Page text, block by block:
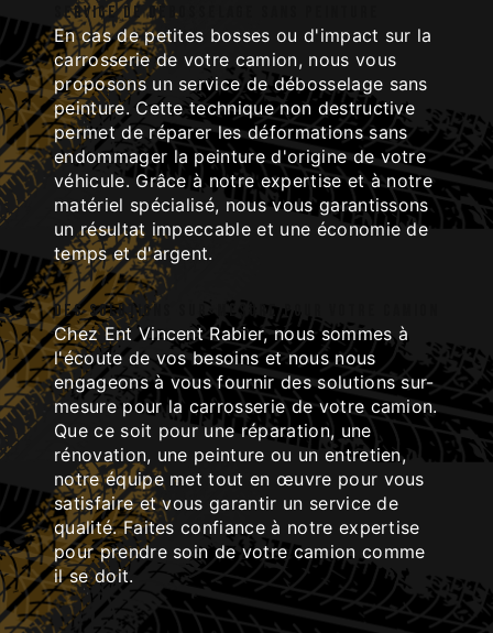
Service de débosselage sans peinture
En cas de petites bosses ou d'impact sur la
carrosserie de votre camion, nous vous
proposons un service de débosselage sans
peinture. Cette technique non destructive
permet de réparer les déformations sans
endommager la peinture d'origine de votre
véhicule. Grâce à notre expertise et à notre
matériel spécialisé, nous vous garantissons
un résultat impeccable et une économie de
temps et d'argent.
Des solutions sur-mesure pour votre camion
Chez Ent Vincent Rabier, nous sommes à
l'écoute de vos besoins et nous nous
engageons à vous fournir des solutions sur-
mesure pour la carrosserie de votre camion.
Que ce soit pour une réparation, une
rénovation, une peinture ou un entretien,
notre équipe met tout en œuvre pour vous
satisfaire et vous garantir un service de
qualité. Faites confiance à notre expertise
pour prendre soin de votre camion comme
il se doit.